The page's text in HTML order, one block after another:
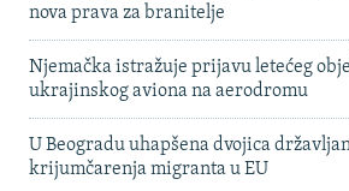
nova prava za branitelje
Njemačka istražuje prijavu letećeg
ukrajinskog aviona na aerodromu
U Beogradu uhapšena dvojica
krijumčarenja migranta u EU